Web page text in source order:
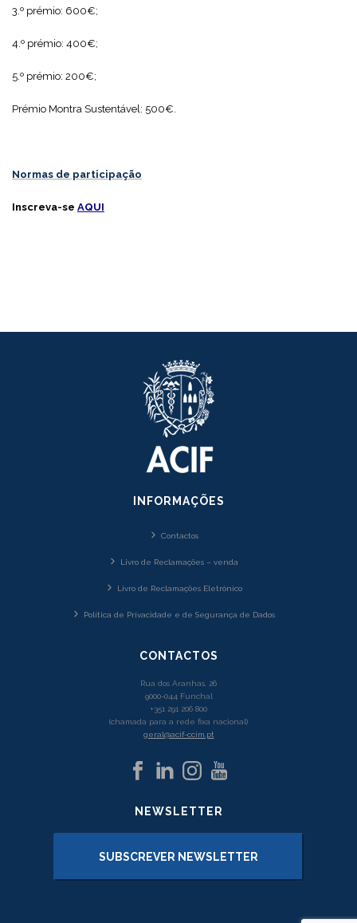
3.º prémio: 600€;
4.º prémio: 400€;
5.º prémio: 200€;
Prémio Montra Sustentável: 500€.
Normas de participação
Inscreva-se AQUI
INFORMAÇÕES
Contactos
Livro de Reclamações – venda
Livro de Reclamações Eletrónico
Política de Privacidade e de Segurança de Dados
CONTACTOS
Rua dos Aranhas, 26
9000-044 Funchal
+351 291 206 800
(chamada para a rede fixa nacional)
geral@acif-ccim.pt
NEWSLETTER
SUBSCREVER NEWSLETTER